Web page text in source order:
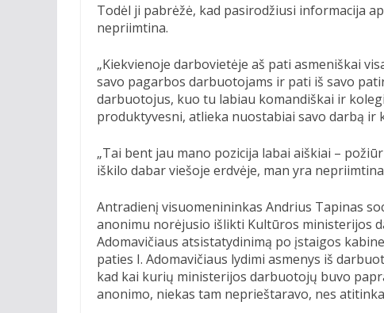
Todėl ji pabrėžė, kad pasirodžiusi informacija
nepriimtina.
„Kiekvienoje darbovietėje aš pati asmeniškai
savo pagarbos darbuotojams ir pati iš savo
darbuotojus, kuo tu labiau komandiškai ir
produktyvesni, atlieka nuostabiai savo darbą ir
„Tai bent jau mano pozicija labai aiškiai –
iškilo dabar viešoje erdvėje, man yra
Antradienį visuomenininkas Andrius Tapinas
anonimu norėjusio išlikti Kultūros ministerijos
Adomavičiaus atsistatydinimą po įstaigos
paties I. Adomavičiaus lydimi asmenys iš
kad kai kurių ministerijos darbuotojų buvo
anonimo, niekas tam neprieštaravo, nes